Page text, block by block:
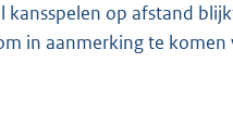
op afstand
in aanmerking te komen